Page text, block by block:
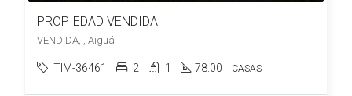
PROPIEDAD VENDIDA
VENDIDA, , Aiguá
TIM-36461 2 1 78.00 CASAS